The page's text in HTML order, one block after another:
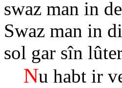
swaz man in
Swaz man in
sol gar sîn
Nu habt ir